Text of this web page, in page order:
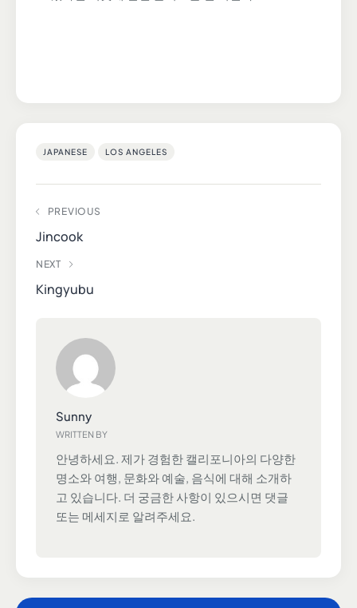
JAPANESE LOS ANGELES
PREVIOUS
Jincook
NEXT
Kingyubu
WRITTEN BY
Sunny
안녕하세요. 제가 경험한 캘리포니아의 다양한
명소와 여행, 문화와 예술, 음식에 대해 소개하
고 있습니다. 더 궁금한 사항이 있으시면 댓글
또는 메세지로 알려주세요.